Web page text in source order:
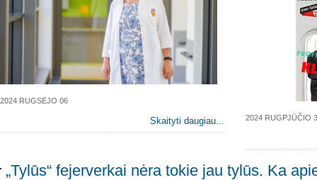
2024 RUGSĖJO 06
Skaityti daugiau... 2024 RUGPJŪČIO
„Tylūs“ fejerverkai nėra tokie jau tylūs. Ka